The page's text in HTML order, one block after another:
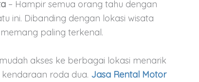
– Hampir semua orang tahu dengan
ini. Dibanding dengan lokasi wisata
paling terkenal.
akses ke berbagai lokasi menarik
roda dua. Jasa Rental Motor